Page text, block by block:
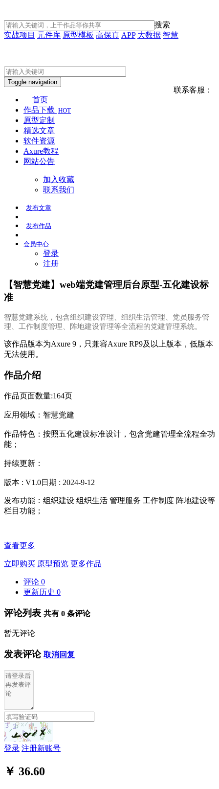
搜索
实战项目 元件库 原型模板 高保真 APP 大数据 智慧
联系客服：
Toggle navigation
首页
作品下载 HOT
原型定制
精选文章
软件资源
Axure教程
网站公告
加入收藏
联系我们
发布文章
发布作品
会员中心
登录
注册
【智慧党建】web端党建管理后台原型-五化建设标
准
智慧党建系统，包含组织建设管理、组织生活管理、党员服务管
理、工作制度管理、阵地建设管理等全流程的党建管理系统。
该作品版本为Axure 9，只兼容Axure RP9及以上版本，低版本
无法使用。
作品介绍
作品页面数量:164页
应用领域：智慧党建
作品特色：按照五化建设标准设计，包含党建管理全流程全功
能；
持续更新：
版本 : V1.0日期 : 2024-9-12
发布功能：组织建设 组织生活 管理服务 工作制度 阵地建设等
栏目功能；
查看更多
立即购买 原型预览 更多作品
评论 0
更新历史 0
评论列表 共有 0 条评论
暂无评论
发表评论 取消回复
登录 注册新账号
￥ 36.60